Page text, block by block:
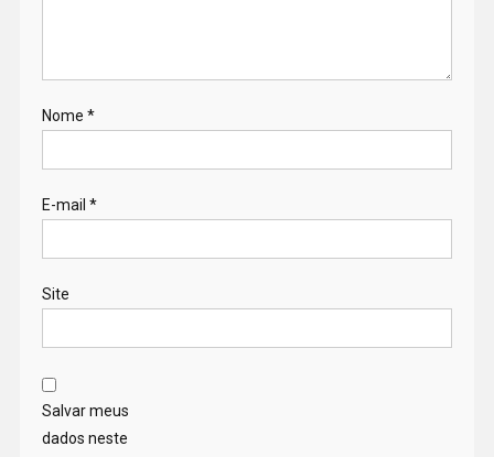
Nome *
E-mail *
Site
Salvar meus
dados neste